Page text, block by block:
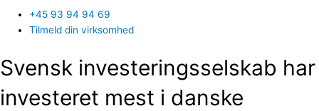
+45 93 94 94 69
Tilmeld din virksomhed
Svensk investeringsselskab har
investeret mest i danske